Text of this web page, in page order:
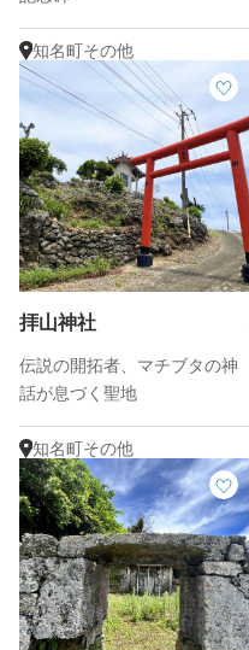
知名町その他
拝山神社
伝説の開拓者、マチブタの神
話が息づく聖地
知名町その他